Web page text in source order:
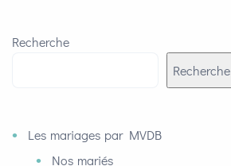
Recherche
Recherche
Les mariages par MVDB
Nos mariés